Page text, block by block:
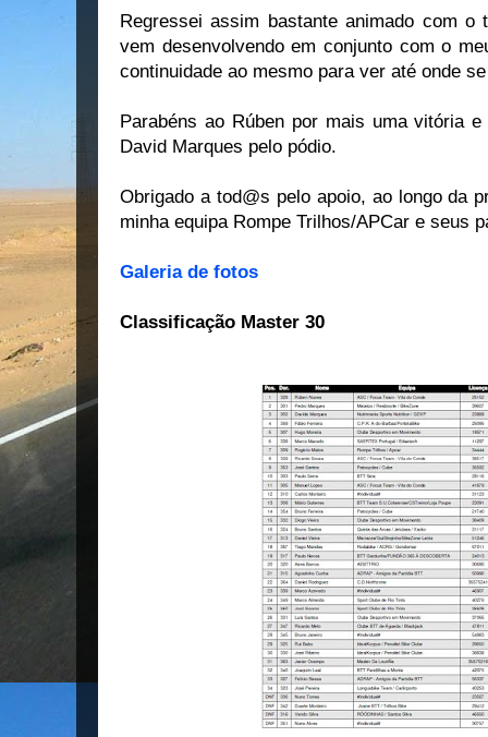
Regressei assim bastante animado com o
vem desenvolvendo em conjunto com o
continuidade ao mesmo para ver até onde
Parabéns ao Rúben por mais uma vitória
David Marques pelo pódio.
Obrigado a tod@s pelo apoio, ao longo da
minha equipa Rompe Trilhos/APCar e seus
Galeria de fotos
Classificação Master 30